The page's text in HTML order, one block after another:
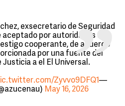
exsecretario de Seguridad
aceptado por autoridades de
cooperante, de acuerdo
por una fuente del
a el El Universal.
Zyvvo9DFQ1—
May 16, 2026